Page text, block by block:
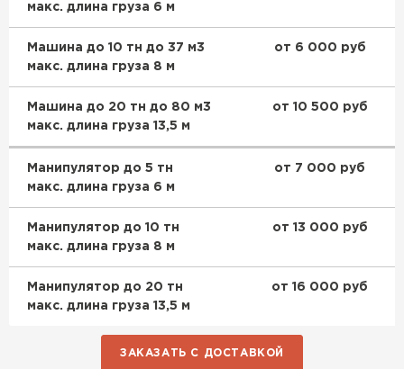
макс. длина груза 6 м
Машина до 10 тн до 37 м3
макс. длина груза 8 м
от 6 000 руб
Машина до 20 тн до 80 м3
макс. длина груза 13,5 м
от 10 500 руб
Манипулятор до 5 тн
макс. длина груза 6 м
от 7 000 руб
Манипулятор до 10 тн
макс. длина груза 8 м
от 13 000 руб
Манипулятор до 20 тн
макс. длина груза 13,5 м
от 16 000 руб
ЗАКАЗАТЬ С ДОСТАВКОЙ